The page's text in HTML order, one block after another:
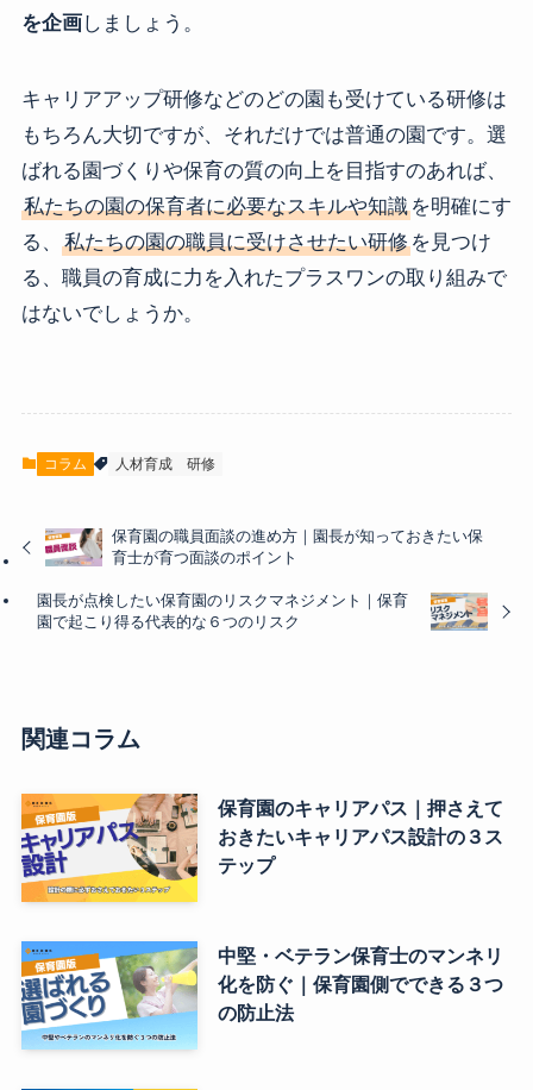
を企画しましょう。
キャリアアップ研修などのどの園も受けている研修は
もちろん大切ですが、それだけでは普通の園です。選
ばれる園づくりや保育の質の向上を目指すのあれば、
私たちの園の保育者に必要なスキルや知識を明確にす
る、
私たちの園の職員に受けさせたい研修を見つけ
る、職員の育成に力を入れたプラスワンの取り組みで
はないでしょうか。
コラム 人材育成 研修
保育園の職員面談の進め方｜園長が知っておきたい保
育士が育つ面談のポイント
園長が点検したい保育園のリスクマネジメント｜保育
園で起こり得る代表的な６つのリスク
関連コラム
保育園のキャリアパス｜押さえて
おきたいキャリアパス設計の３ス
テップ
中堅・ベテラン保育士のマンネリ
化を防ぐ｜保育園側でできる３つ
の防止法